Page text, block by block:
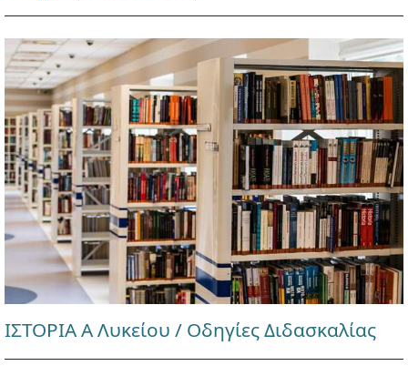
ΙΣΤΟΡΙΑ Α Λυκείου / Οδηγίες Διδασκαλίας